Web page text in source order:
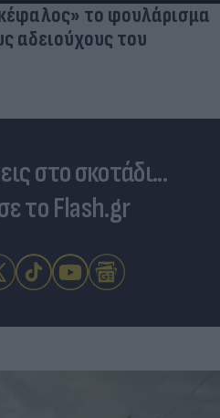
το φουλάρισμα
αδειούχους του
στο σκοτάδι...
το Flash.gr